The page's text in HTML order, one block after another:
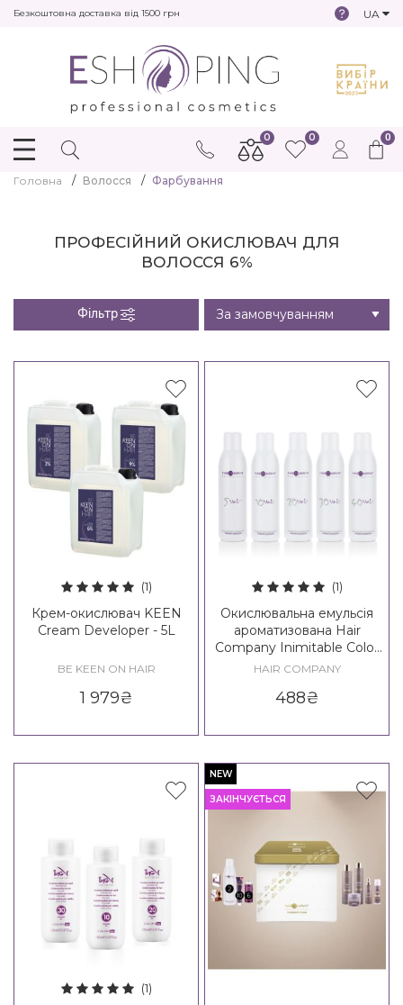
Безкоштовна доставка від 1500 грн UA
0
0 0
Головна Волосся Фарбування
ПРОФЕСІЙНИЙ ОКИСЛЮВАЧ ДЛЯ
ВОЛОССЯ 6%
Фільтр
(1)
Крем-окислювач KEEN
Cream Developer - 5L
BE KEEN ON HAIR
1 979₴
(1)
Окислювальна емульсія
ароматизована Hair
Company Inimitable Color
Oxidant Emulsion
HAIR COMPANY
488₴
(1)
NEW
ЗАКІНЧУЄТЬСЯ